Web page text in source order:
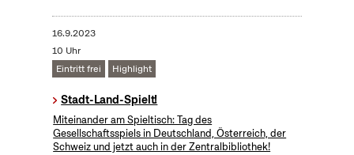
16.9.2023
10 Uhr
Eintritt frei
Highlight
Stadt-Land-Spielt!
Miteinander am Spieltisch: Tag des
Gesellschaftsspiels in Deutschland, Österreich, der
Schweiz und jetzt auch in der Zentralbibliothek!